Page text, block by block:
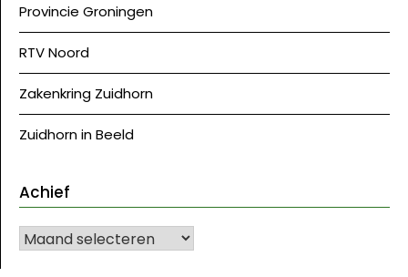
Provincie Groningen
RTV Noord
Zakenkring Zuidhorn
Zuidhorn in Beeld
Achief
Achief